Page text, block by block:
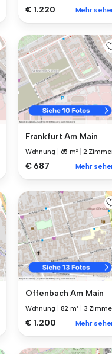
€ 1.220 Mehr
Frankfurt Am Main
Wohnung 65 m² 2
€ 687 Mehr
Offenbach Am Main
Wohnung 82 m² 3
€ 1.200 Mehr